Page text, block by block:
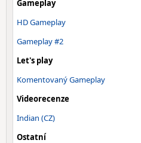
Gameplay
HD Gameplay
Gameplay #2
Let's play
Komentovaný Gameplay
Videorecenze
Indian (CZ)
Ostatní